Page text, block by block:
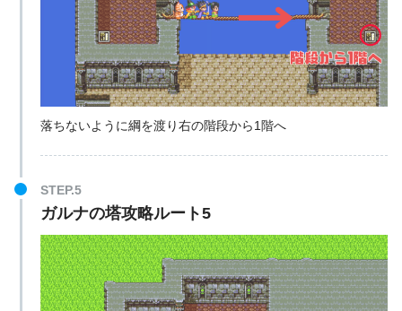
落ちないように綱を渡り右の階段から1階へ
STEP.5
ガルナの塔攻略ルート5